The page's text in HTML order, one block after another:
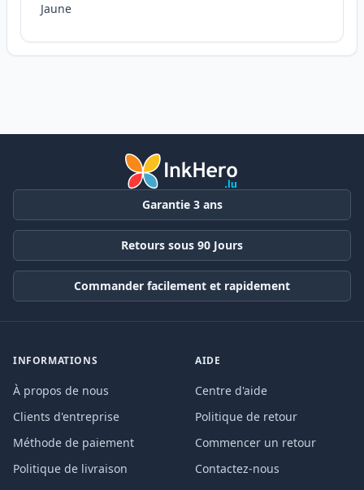
Jaune
Garantie 3 ans
Retours sous 90 Jours
Commander facilement et rapidement
INFORMATIONS
À propos de nous
Clients d'entreprise
Méthode de paiement
Politique de livraison
AIDE
Centre d'aide
Politique de retour
Commencer un retour
Contactez-nous